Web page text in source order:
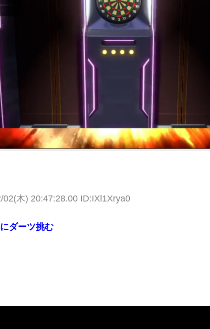
02(木) 20:47:28.00 ID:IXl1Xrya0
ダーツ挑む